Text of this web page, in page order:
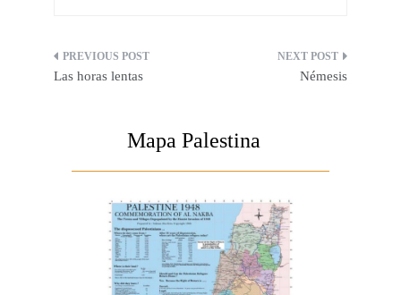
Navegación
entradas
Las horas lentas Némesis
Mapa Palestina